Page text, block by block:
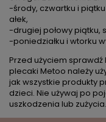
-środy, czwartku i
ałek,
-drugiej połowy piątku,
-poniedziałku i wtorku
Przed użyciem sprawdź
plecaki Metoo należy
jak wszystkie produkty
dzieci. Nie używaj po
uszkodzenia lub